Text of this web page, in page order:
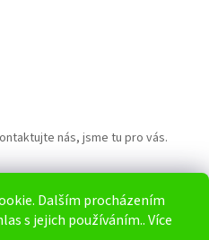
Dalším procházením
s jejich používáním.. Více
nás, jsme tu pro vás.